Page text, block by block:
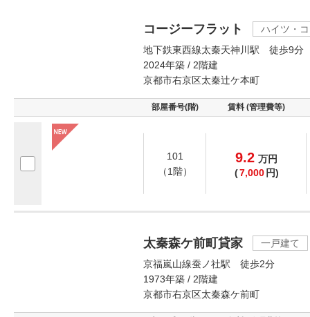
コージーフラット
ハイツ・
地下鉄東西線太秦天神川駅 徒歩9分
2024年築 / 2階建
京都市右京区太秦辻ケ本町
部屋番号(階) 賃料 (管理費等)
101
（1階）
9.2 万円
(7,000 円)
太秦森ケ前町貸家
一戸建て
京福嵐山線蚕ノ社駅 徒歩2分
1973年築 / 2階建
京都市右京区太秦森ケ前町